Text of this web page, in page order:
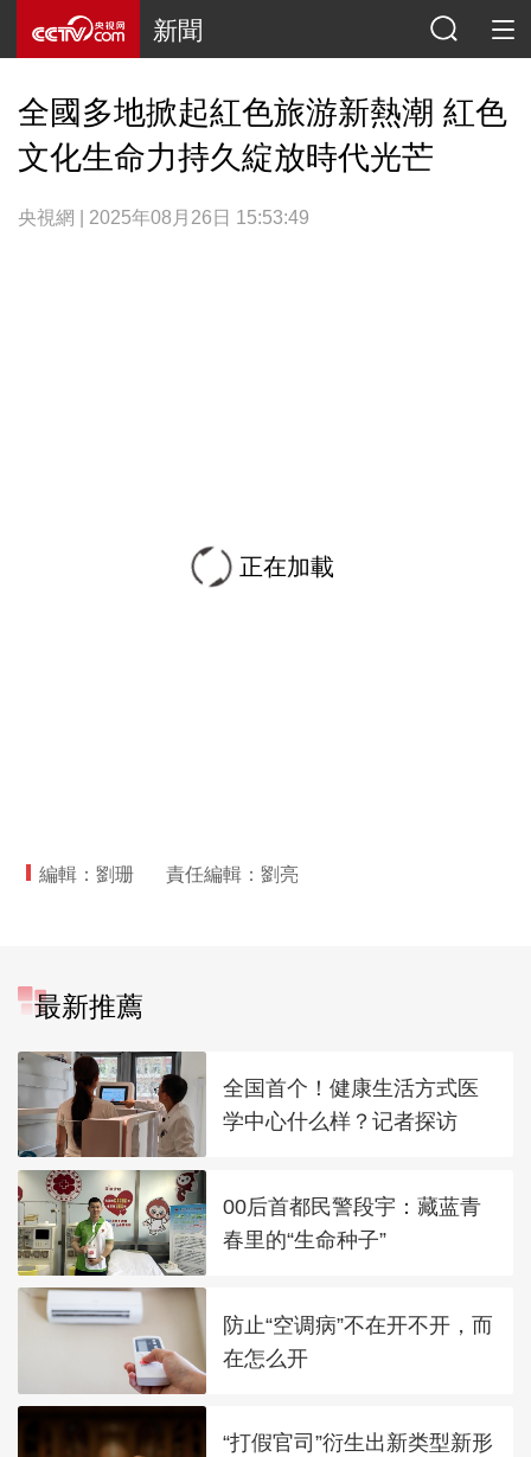
新聞
全國多地掀起紅色旅游新熱潮 紅色
文化生命力持久綻放時代光芒
央視網 | 2025年08月26日 15:53:49
正在加載
編輯：劉珊 責任編輯：劉亮
最新推薦
全国首个！健康生活方式医
学中心什么样？记者探访
00后首都民警段宇：藏蓝青
春里的“生命种子”
防止“空调病”不在开不开，而
在怎么开
“打假官司”衍生出新类型新形